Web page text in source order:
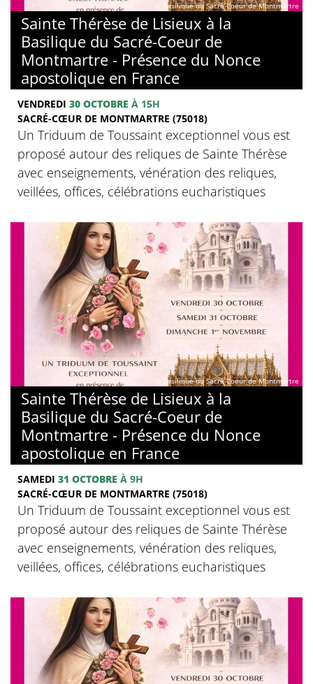
© Basilique du Sacré-Coeur de Montmartre
Sainte Thérèse de Lisieux à la
Basilique du Sacré-Coeur de
Montmartre - Présence du Nonce
apostolique en France
VENDREDI 30 OCTOBRE À 15H
SACRÉ-CŒUR DE MONTMARTRE (75018)
Un Triduum de Toussaint exceptionnel vous est
proposé autour des reliques de Sainte Thérèse
avec enseignements, vénération des reliques,
veillées, offices, célébrations eucharistiques
© Basilique du Sacré-Coeur de Montmartre
Sainte Thérèse de Lisieux à la
Basilique du Sacré-Coeur de
Montmartre - Présence du Nonce
apostolique en France
SAMEDI 31 OCTOBRE À 9H
SACRÉ-CŒUR DE MONTMARTRE (75018)
Un Triduum de Toussaint exceptionnel vous est
proposé autour des reliques de Sainte Thérèse
avec enseignements, vénération des reliques,
veillées, offices, célébrations eucharistiques